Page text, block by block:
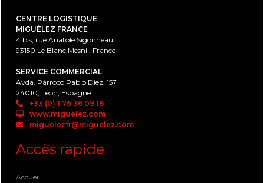
CENTRE LOGISTIQUE
MIGUÉLEZ FRANCE
4 bis, rue Anatole Sigonneau
93150 Le Blanc Mesnil, France
SERVICE COMMERCIAL
Avda. Párroco Pablo Diez, 157
24010, León, Espagne
+33 (0) 1 76 36 09 18
www.miguelez.com
miguelezfr@miguelez.com
Accès rapide
Accueil